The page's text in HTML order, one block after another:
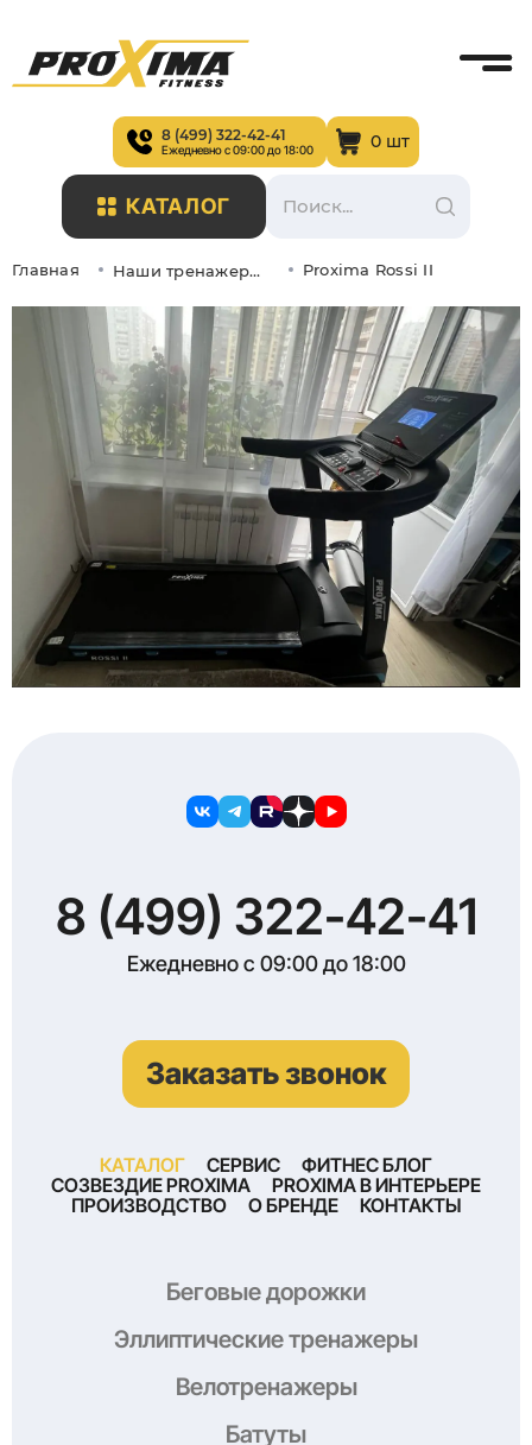
8 (499) 322-42-41
Ежедневно с 09:00 до 18:00 0 шт
КАТАЛОГ
Главная Наши тренажеры в интерьере Proxima Rossi II
8 (499) 322-42-41
Ежедневно с 09:00 до 18:00
Заказать звонок
КАТАЛОГ СЕРВИС
ФИТНЕС БЛОГ
СОЗВЕЗДИЕ PROXIMA
PROXIMA В ИНТЕРЬЕРЕ
ПРОИЗВОДСТВО
О БРЕНДЕ КОНТАКТЫ
Беговые дорожки
Эллиптические тренажеры
Велотренажеры
Батуты